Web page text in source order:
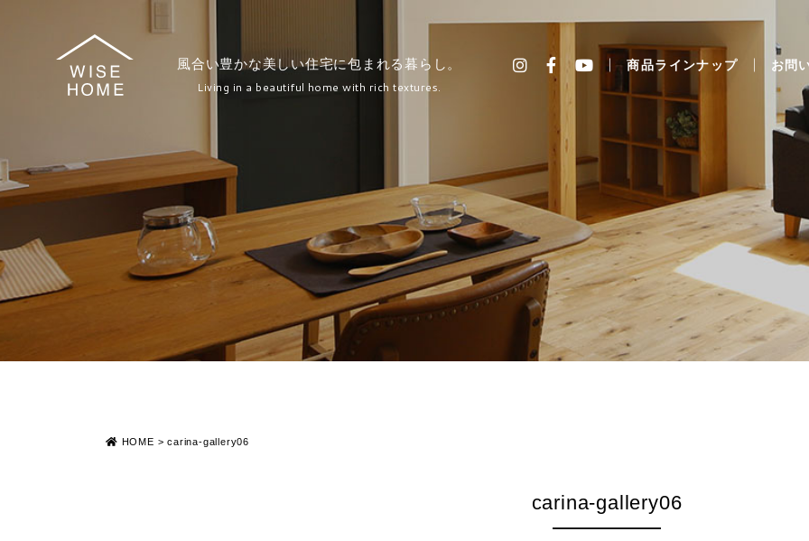
風合い豊かな美しい住宅に包まれる暮らし。
Living in a beautiful home with rich textures.
商品ラインナップ お問
HOME >carina-gallery06
carina-gallery06